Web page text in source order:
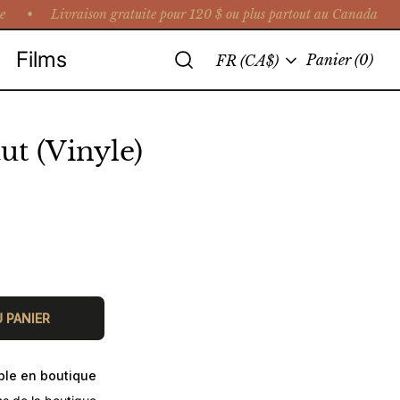
Livraison gratuite pour 120 $ ou plus partout au Canada
Films Recherche
Langue
FR (CA$) Panier (0)
(Vinyle)
PANIER
en boutique